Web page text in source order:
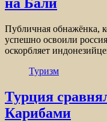
на Бали
Публичная обнажёнка,
успешно освоили
оскорбляет
Туризм
Турция
Карибами